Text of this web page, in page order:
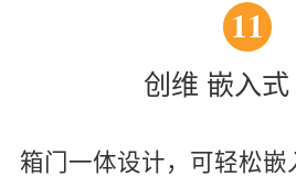
11
创维 嵌入式
箱门一体设计，可轻松嵌